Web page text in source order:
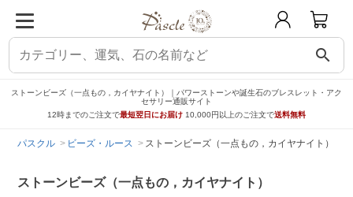
search
ストーンビーズ（一点もの，カイヤナイト）｜パワーストーンや誕生石のブレスレット・アク
セサリー通販サイト
12時までのご注文で最短翌日にお届け 10,000円以上のご注文で送料無料
パスクル ビーズ・ルース ストーンビーズ（一点もの，カイヤナイト）
ストーンビーズ（一点もの，カイヤナイト）